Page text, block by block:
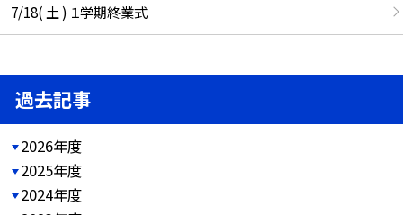
7/18( 土 ) １学期終業式
過去記事
2026年度
2025年度
2024年度